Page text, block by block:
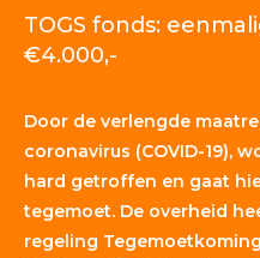
TOGS fonds:
€4.000,-
Door de verlengde
coronavirus (COVID-19),
hard getroffen en gaat
tegemoet. De overheid
regeling